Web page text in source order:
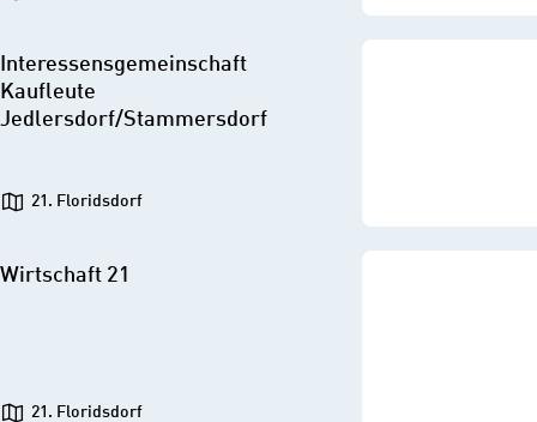
Interessensgemeinschaft
Kaufleute
Jedlersdorf/Stammersdorf
21. Floridsdorf
Wirtschaft 21
21. Floridsdorf